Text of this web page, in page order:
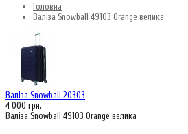
Головна
Валіза Snowball 49103 Orange велика
Валіза Snowball 20303
4 000 грн.
Валіза Snowball 49103 Orange велика